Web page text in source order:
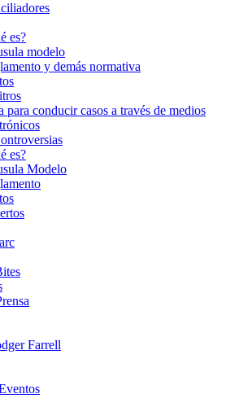
es?
modelo
y demás normativa
para conducir casos a través de medios
es?
Modelo
Farrell